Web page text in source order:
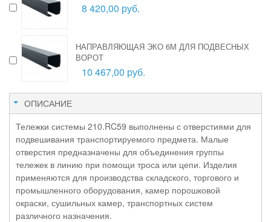
8 420,00 руб.
НАПРАВЛЯЮЩАЯ ЭКО 6М ДЛЯ ПОДВЕСНЫХ
ВОРОТ
10 467,00 руб.
ОПИСАНИЕ
Тележки системы 210.RC59 выполнены с отверстиями для
подвешивания транспортируемого предмета. Малые
отверстия предназначены для объединения группы
тележек в линию при помощи троса или цепи. Изделия
применяются для производства складского, торгового и
промышленного оборудования, камер порошковой
окраски, сушильных камер, транспортных систем
различного назначения.